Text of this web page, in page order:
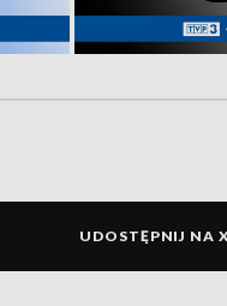
UDOSTĘPNIJ NA